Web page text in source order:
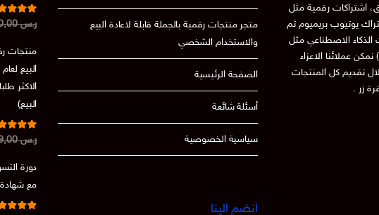
اشتراكات رقمية مثل
يوتيوب بريميوم ثم
الاصطناعي مثل
اشتراك شات جي بي تي 4) نمكن عملائنا الاعزاء
تقديم كل المنتجات
زر .
متجر منتجات رقمية بالجملة قابلة لاعادة البيع
والاستخدام الشخصي
الصفحة الرئيسية
أسئلة شائعة
سياسية الخصوصية
انضم الينا
تم
من 5ر.س250,00
منتجات
الاكثر
البيع)
تم
من 5ر.س199,00
دورة
مع شهادة